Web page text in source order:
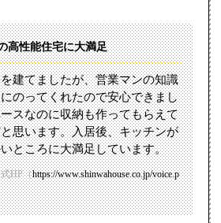
高性能住宅に大満足
建てましたが、営業マンの知識
のってくれたので安心できまし
スなのに収納も作ってもらえて
思います。入居後、キッチンが
ところに大満足しています。
HP（https://www.shinwahouse.co.jp/voice.p